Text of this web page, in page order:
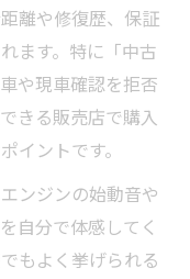
離や修復歴、保証
ます。特に「中古
や現車確認を拒否
きる販売店で購入
イントです。
ンジンの始動音や
自分で体感してく
もよく挙げられる